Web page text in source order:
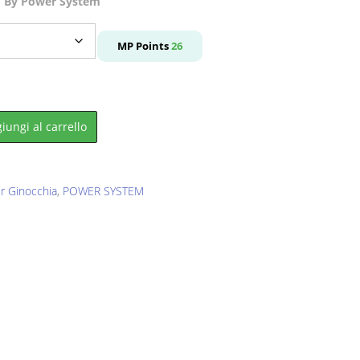
MP Points26
al carrello
Ginocchia, POWER SYSTEM